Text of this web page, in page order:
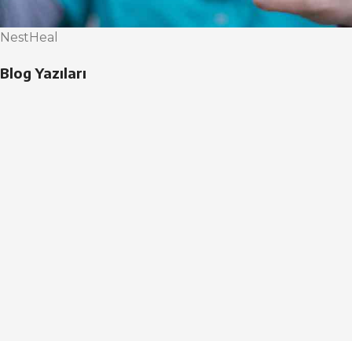
NestHeal
Blog Yazıları